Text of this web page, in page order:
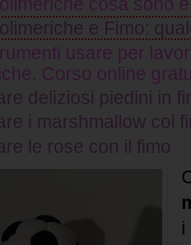
e Fimo:
usare per
Corso online
deliziosi piedini in
i marshmallow col
le rose con il fimo
i